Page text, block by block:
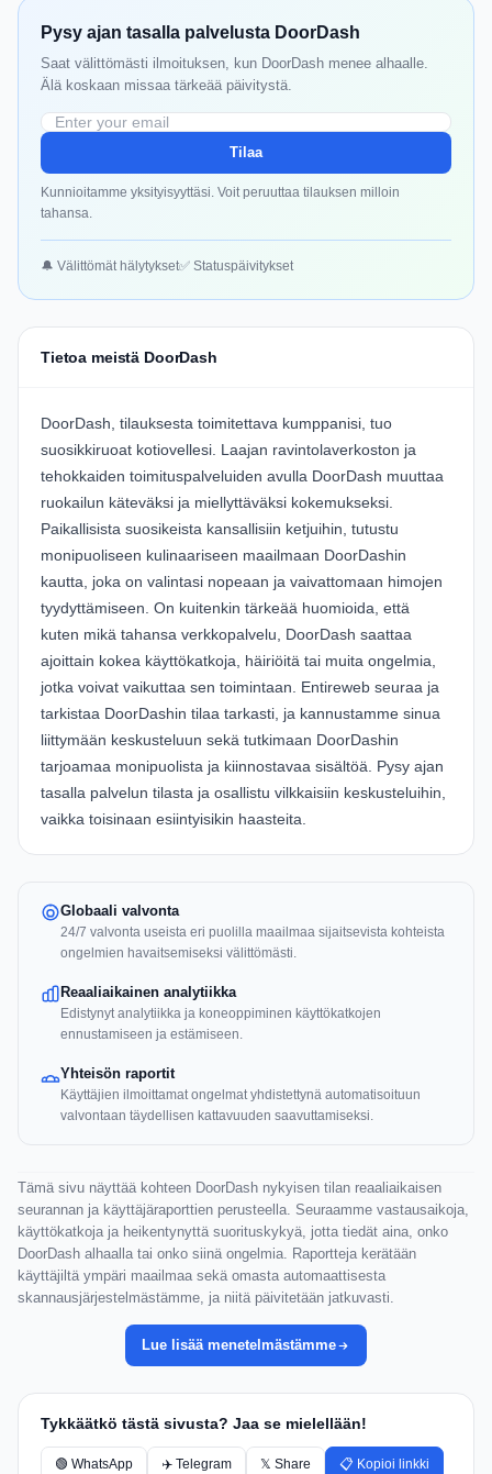
Pysy ajan tasalla palvelusta DoorDash
Saat välittömästi ilmoituksen, kun DoorDash menee alhaalle.
Älä koskaan missaa tärkeää päivitystä.
Tilaa
Kunnioitamme yksityisyyttäsi. Voit peruuttaa tilauksen milloin
tahansa.
🔔 Välittömät hälytykset✅ Statuspäivitykset
Tietoa meistä DoorDash
DoorDash, tilauksesta toimitettava kumppanisi, tuo
suosikkiruoat kotiovellesi. Laajan ravintolaverkoston ja
tehokkaiden toimituspalveluiden avulla DoorDash muuttaa
ruokailun käteväksi ja miellyttäväksi kokemukseksi.
Paikallisista suosikeista kansallisiin ketjuihin, tutustu
monipuoliseen kulinaariseen maailmaan DoorDashin
kautta, joka on valintasi nopeaan ja vaivattomaan himojen
tyydyttämiseen. On kuitenkin tärkeää huomioida, että
kuten mikä tahansa verkkopalvelu, DoorDash saattaa
ajoittain kokea käyttökatkoja, häiriöitä tai muita ongelmia,
jotka voivat vaikuttaa sen toimintaan. Entireweb seuraa ja
tarkistaa DoorDashin tilaa tarkasti, ja kannustamme sinua
liittymään keskusteluun sekä tutkimaan DoorDashin
tarjoamaa monipuolista ja kiinnostavaa sisältöä. Pysy ajan
tasalla palvelun tilasta ja osallistu vilkkaisiin keskusteluihin,
vaikka toisinaan esiintyisikin haasteita.
Globaali valvonta
24/7 valvonta useista eri puolilla maailmaa sijaitsevista kohteista
ongelmien havaitsemiseksi välittömästi.
Reaaliaikainen analytiikka
Edistynyt analytiikka ja koneoppiminen käyttökatkojen
ennustamiseen ja estämiseen.
Yhteisön raportit
Käyttäjien ilmoittamat ongelmat yhdistettynä automatisoituun
valvontaan täydellisen kattavuuden saavuttamiseksi.
Tämä sivu näyttää kohteen DoorDash nykyisen tilan reaaliaikaisen
seurannan ja käyttäjäraporttien perusteella. Seuraamme vastausaikoja,
käyttökatkoja ja heikentynyttä suorituskykyä, jotta tiedät aina, onko
DoorDash alhaalla tai onko siinä ongelmia. Raportteja kerätään
käyttäjiltä ympäri maailmaa sekä omasta automaattisesta
skannausjärjestelmästämme, ja niitä päivitetään jatkuvasti.
Lue lisää menetelmästämme
Tykkäätkö tästä sivusta? Jaa se mielellään!
🟢 WhatsApp ✈️ Telegram 𝕏 Share 📋 Kopioi linkki